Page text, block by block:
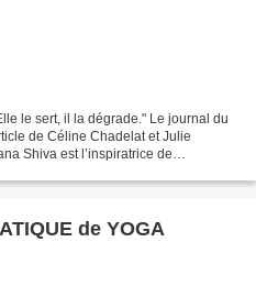
le sert, il la dégrade." Le journal du
de Céline Chadelat et Julie
Shiva est l’inspiratrice de
de YOGA